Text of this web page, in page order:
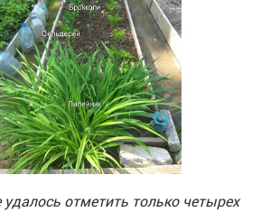
отметить только четырех